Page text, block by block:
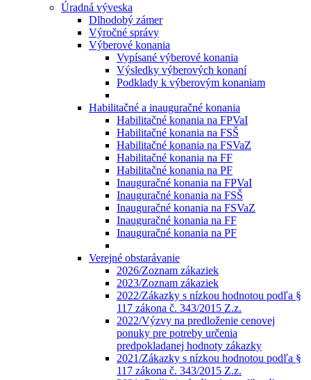
Úradná výveska
Dlhodobý zámer
Výročné správy
Výberové konania
Vypísané výberové konania
Výsledky výberových konaní
Podklady k výberovým konaniam
Habilitačné a inauguračné konania
Habilitačné konania na FPVaI
Habilitačné konania na FSŠ
Habilitačné konania na FSVaZ
Habilitačné konania na FF
Habilitačné konania na PF
Inauguračné konania na FPVaI
Inauguračné konania na FSŠ
Inauguračné konania na FSVaZ
Inauguračné konania na FF
Inauguračné konania na PF
Verejné obstarávanie
2026/Zoznam zákaziek
2023/Zoznam zákaziek
2022/Zákazky s nízkou hodnotou podľa §
117 zákona č. 343/2015 Z.z.
2022/Výzvy na predloženie cenovej
ponuky pre potreby určenia
predpokladanej hodnoty zákazky
2021/Zákazky s nízkou hodnotou podľa §
117 zákona č. 343/2015 Z.z.